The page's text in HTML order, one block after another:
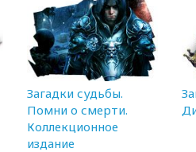
Загадки судьбы.
Помни о смерти.
Коллекционное
издание